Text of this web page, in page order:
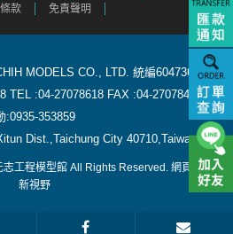
款
免責聲明
MODELS CO., LTD. 統編60473615
TEL :04-27078618 FAX :04-27078488 行
:0935-353859
Dist.,Taichung City 40710,Taiwan
工程模型館 All Rights Reserved. 網頁設計:
新視野